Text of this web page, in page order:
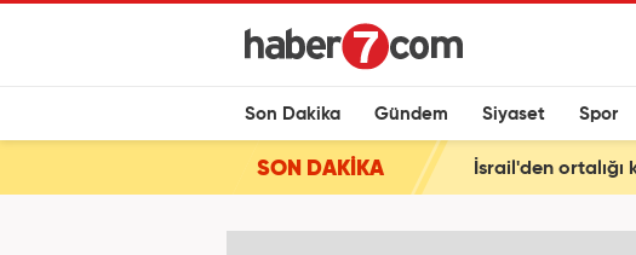
Son Dakika Gündem Siyaset Spor
SON DAKİKA İsrail'den